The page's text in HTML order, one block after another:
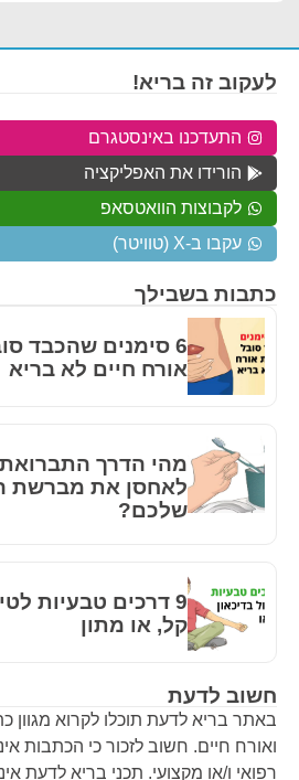
חשוב לדעת
באתר בריא לדעת תוכלו לקרוא מגוון
ואורח חיים. חשוב לזכור כי הכתבות
רפואי ו/או מקצועי. תכני בריא לדעת
כתבות בשבילך
6 סימנים שהכבד
אורח חיים לא בריא
מהי הדרך
לאחסן את מברשת
שלכם?
9 דרכים טבעיות
קל, או מתון
לעקוב זה בריא!
התעדכנו באינסטגרם
הורידו את האפליקציה
לקבוצות הוואטסאפ
עקבו ב-X (טוויטר)